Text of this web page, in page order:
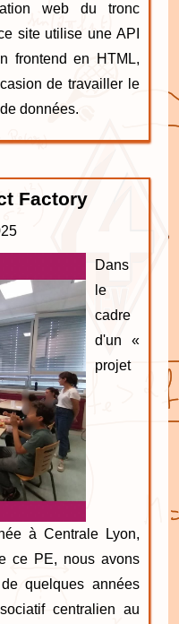
web du tronc
site utilise une API
frontend en HTML,
de travailler le
données.
Factory
Dans
le
cadre
d'un «
projet
à Centrale Lyon,
ce PE, nous avons
quelques années
centralien au